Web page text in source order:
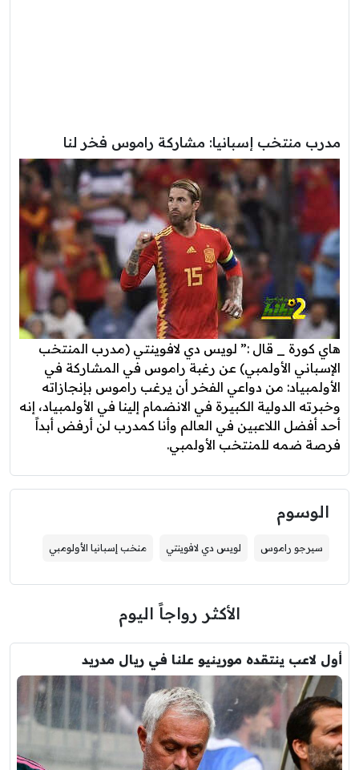
مدرب منتخب إسبانيا: مشاركة راموس فخر لنا
هاي كورة _ قال :” لويس دي لافوينتي (مدرب المنتخب
الإسباني الأولمبي) عن رغبة راموس في المشاركة في
الأولمبياد: من دواعي الفخر أن يرغب راموس بإنجازاته
وخبرته الدولية الكبيرة في الانضمام إلينا في الأولمبياد، إنه
أحد أفضل اللاعبين في العالم وأنا كمدرب لن أرفض أبداً
فرصة ضمه للمنتخب الأولمبي.
الوسوم
سيرجو راموس لويس دي لافوينتي منخب إسبانيا الأولومبي
الأكثر رواجاً اليوم
أول لاعب ينتقده مورينيو علنا في ريال مدريد